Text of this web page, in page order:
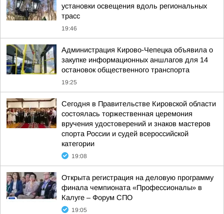
установки освещения вдоль региональных
трасс
19:46
Администрация Кирово-Чепецка объявила о
закупке информационных аншлагов для 14
остановок общественного транспорта
19:25
Сегодня в Правительстве Кировской области
состоялась торжественная церемония
вручения удостоверений и знаков мастеров
спорта России и судей всероссийской
категории
19:08
Открыта регистрация на деловую программу
финала чемпионата «Профессионалы» в
Калуге – Форум СПО
19:05